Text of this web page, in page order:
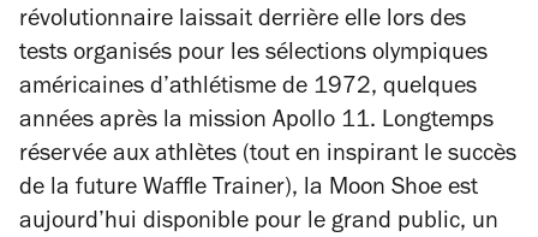
révolutionnaire laissait derrière elle lors des
tests organisés pour les sélections olympiques
américaines d’athlétisme de 1972, quelques
années après la mission Apollo 11. Longtemps
réservée aux athlètes (tout en inspirant le succès
de la future Waffle Trainer), la Moon Shoe est
aujourd’hui disponible pour le grand public, un